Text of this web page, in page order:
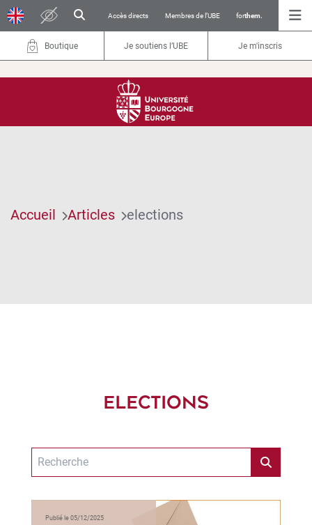
Accès directs Membres de l’UBE forthem.
Boutique Je soutiens l’UBE Je m'inscris
Accueil Articles elections
ELECTIONS
Publié le 05/12/2025